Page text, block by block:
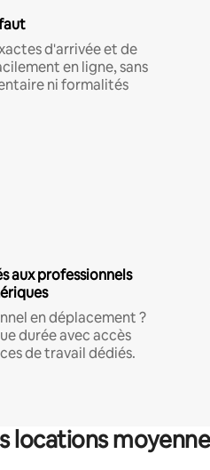
d'arrivée et de
en ligne, sans
ni formalités
aux professionnels
en déplacement ?
durée avec accès
de travail dédiés.
locations